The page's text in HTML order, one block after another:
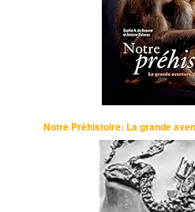
Notre Préhistoire: La grande